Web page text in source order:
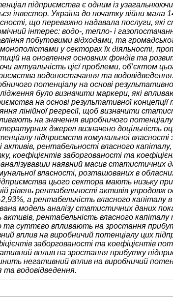
підприємства є одним із
інвестор. Україна до початку війни мала
що переважно надавала послуги, які
інтерес: водо-, тепло- і
побутовими відходами, та
у секторах їх діяльності,
на оновлення основних фондів та
актуальність цієї проблеми, об’єктом
водопостачання та
потенціалу на основі
було визначити маркери, які
на основі результативної
лінійної регресії, щоб визначити
на значення виробничого
джерел визначено доцільність
підприємств комунальної власності
рентабельності власного
коефіцієнтів заборгованості та
наявний масив статистичних
власності, розташованих в
цього сектора мають низьку
рівень рентабельності активів упродовж
а рентабельність власного капіталу
модель аналізу статистичних даних
активів, рентабельність власного
та суттєво впливають на зростання
вплив на виробничий потенціалу цих
заборгованості та коефіцієнтів
вплив на зростання прибутку
негативний вплив на виробничий
водовідведення.